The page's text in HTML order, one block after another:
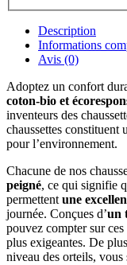
Description
Informations
Avis (0)
Adoptez un confort
coton-bio et
inventeurs des
chaussettes
pour l’environnement.
Chacune de nos
peigné, ce qui signifie
permettentune
journée. Conçues d’un
pouvez compter sur
plus exigeantes. De
niveau des orteils, vous